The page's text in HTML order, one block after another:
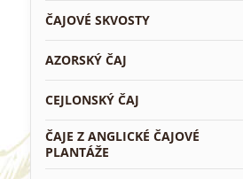
ČAJOVÉ SKVOSTY
AZORSKÝ ČAJ
CEJLONSKÝ ČAJ
ČAJE Z ANGLICKÉ ČAJOVÉ
PLANTÁŽE